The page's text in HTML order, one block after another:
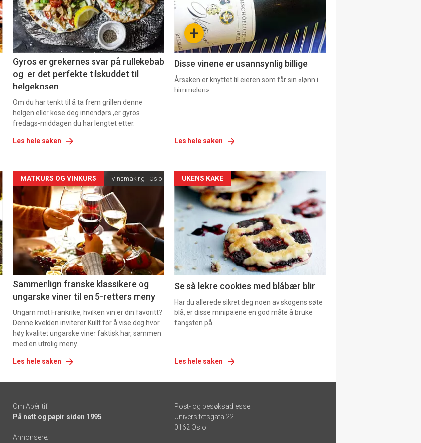
-
2
Gyros er grekernes svar på rullekebab
og er det perfekte tilskuddet til
helgekosen
Om du har tenkt til å ta frem grillen denne
helgen eller kose deg innendørs ,er gyros
fredags-middagen du har lengtet etter.
Les hele saken
3 +
Disse vinene er usannsynlig billige
Årsaken er knyttet til eieren som får sin «lønn i
himmelen».
Les hele saken
Forsiden
akkurat
nå
-
5
MATKURS OG VINKURS Vinsmaking i Oslo
Sammenlign franske klassikere og
ungarske viner til en 5-retters meny
Ungarn mot Frankrike, hvilken vin er din favoritt?
Denne kvelden inviterer Kullt for å vise deg hvor
høy kvalitet ungarske viner faktisk har, sammen
med en utrolig meny.
Les hele saken
Forsiden
akkurat
nå
6
UKENS KAKE
Se så lekre cookies med blåbær blir
Har du allerede sikret deg noen av skogens søte
blå, er disse minipaiene en god måte å bruke
fangsten på.
Les hele saken
Om Apéritif:
På nett og papir siden 1995
Annonsere:
Post- og besøksadresse:
Universitetsgata 22
0162 Oslo